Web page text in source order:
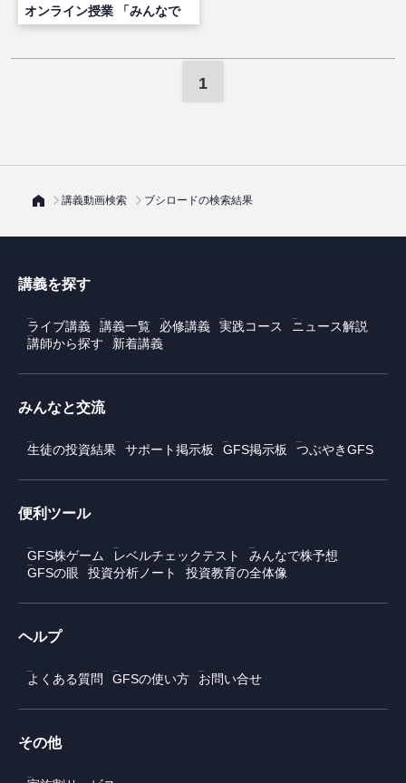
オンライン授業 「みんなで
お宝銘柄を探しましょう！第
1
講義動画検索 ブシロードの検索結果
講義を探す
ライブ講義 講義一覧 必修講義 実践コース
ニュース解説
講師から探す
新着講義
みんなと交流
生徒の投資結果 サポート掲示板 GFS掲示板 つぶやきGFS
便利ツール
GFS株ゲーム レベルチェックテスト
みんなで株予想
GFSの眼
投資分析ノート 投資教育の全体像
ヘルプ
よくある質問 GFSの使い方 お問い合せ
その他